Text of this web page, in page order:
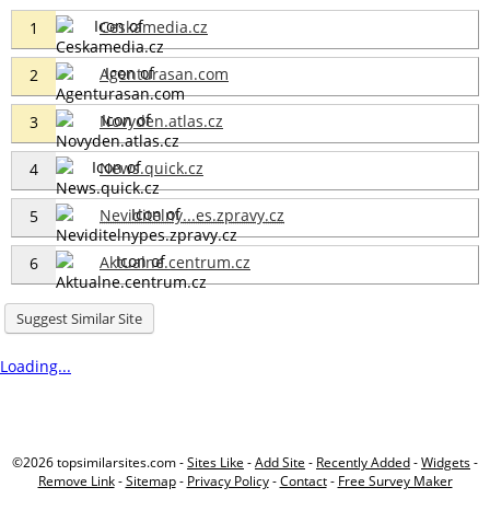
1 Ceskamedia.cz
2 Agenturasan.com
3 Novyden.atlas.cz
4 News.quick.cz
5 Neviditelny...es.zpravy.cz
6 Aktualne.centrum.cz
Suggest Similar Site
Loading...
©2026 topsimilarsites.com -Sites Like -Add Site - Recently Added-Widgets-
Remove Link-Sitemap- Privacy Policy-Contact- Free Survey Maker